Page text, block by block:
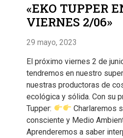
«EKO TUPPER
VIERNES 2/06»
29 mayo, 2023
El próximo viernes 2 de
tendremos en nuestro
nuestras productoras de
ecológica y sólida. Con su
Tupper:
Charlaremos
consciente y Medio
Aprenderemos a saber